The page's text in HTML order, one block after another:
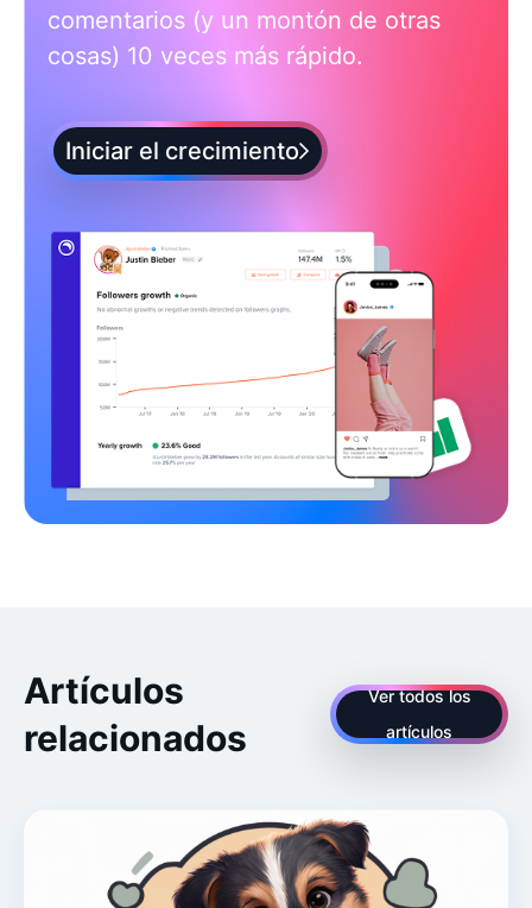
comentarios (y un montón de otras
cosas) 10 veces más rápido.
Iniciar el crecimiento
Artículos
relacionados
Ver todos los
artículos